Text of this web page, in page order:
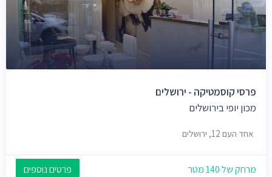
פרסי קוסמטיקה - ירושלים
מכון יופי בירושלים
אחד העם 12, ירושלים
מרחק של 140 מטר פרטים נוספים